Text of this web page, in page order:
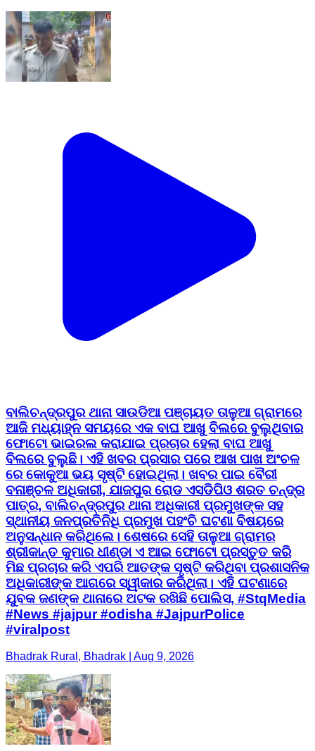
ବାଲିଚନ୍ଦ୍ରପୁର ଥାନା ସାଉଡିଆ ପଞ୍ଚାୟତ ତାଳୁଆ ଗ୍ରାମରେ
ଆଜି ମଧ୍ୟାହ୍ନ ସମୟରେ ଏକ ବାଘ ଆଖୁ ବିଲରେ ବୁଲୁଥିବାର
ଫୋଟୋ ଭାଇରଲ କରାଯାଇ ପ୍ରଚାର ହେଲା ବାଘ ଆଖୁ
ବିଲରେ ବୁଲୁଛି। ଏହି ଖବର ପ୍ରସାର ପରେ ଆଖ ପାଖ ଅଂଚଳ
ରେ କୋକୁଆ ଭୟ ସୃଷ୍ଟି ହୋଇଥିଲା। ଖବର ପାଇ ବୈରୀ
ବନାଞ୍ଚଳ ଅଧିକାରୀ, ଯାଜପୁର ରୋଡ ଏସଡିପିଓ ଶରତ ଚନ୍ଦ୍ର
ପାତ୍ର, ବାଲିଚନ୍ଦ୍ରପୁର ଥାନା ଅଧିକାରୀ ପ୍ରମୁଖଙ୍କ ସହ
ସ୍ଥାନୀୟ ଜନପ୍ରତିନିଧି ପ୍ରମୁଖ ପହଂଚି ଘଟଣା ବିଷୟରେ
ଅନୁସନ୍ଧାନ କରିଥିଲେ। ଶେଷରେ ସେହି ତାଳୁଆ ଗ୍ରାମର
ଶ୍ରୀକାନ୍ତ କୁମାର ଧୀଣ୍ଡା ଏ ଆଇ ଫୋଟୋ ପ୍ରସ୍ତୁତ କରି
ମିଛ ପ୍ରଚାର କରି ଏପରି ଆତଙ୍କ ସୃଷ୍ଟି କରିଥିବା ପ୍ରଶାସନିକ
ଅଧିକାରୀଙ୍କ ଆଗରେ ସ୍ୱୀକାର କରିଥିଲା। ଏହି ଘଟଣାରେ
ଯୁବକ ଜଣଙ୍କ ଥାନାରେ ଅଟକ ରଖିଛି ପୋଲିସ, #StqMedia
#News #jajpur #odisha #JajpurPolice
#viralpost
Bhadrak Rural, Bhadrak | Aug 9, 2026